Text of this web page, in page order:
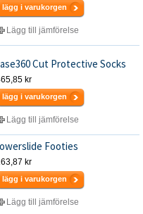
lägg i varukorgen
Lägg till jämförelse
Cut Protective Socks
kr
lägg i varukorgen
Lägg till jämförelse
Footies
kr
lägg i varukorgen
Lägg till jämförelse